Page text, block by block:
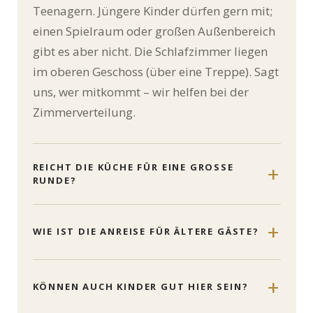
Teenagern. Jüngere Kinder dürfen gern mit;
einen Spielraum oder großen Außenbereich
gibt es aber nicht. Die Schlafzimmer liegen
im oberen Geschoss (über eine Treppe). Sagt
uns, wer mitkommt – wir helfen bei der
Zimmerverteilung.
REICHT DIE KÜCHE FÜR EINE GROSSE R
UNDE?
WIE IST DIE ANREISE FÜR ÄLTERE GÄSTE?
KÖNNEN AUCH KINDER GUT HIER SEIN?